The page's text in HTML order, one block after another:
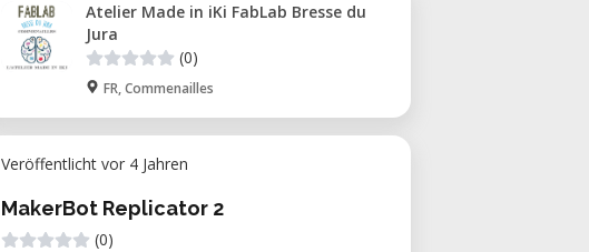
Atelier Made in iKi FabLab Bresse du
Jura
(0)
FR, Commenailles
Veröffentlicht vor 4 Jahren
MakerBot Replicator 2
(0)